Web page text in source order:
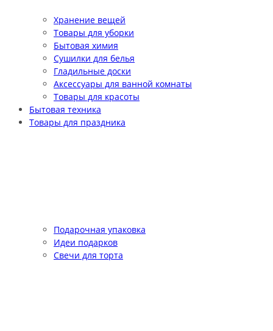
Хранение вещей
Товары для уборки
Бытовая химия
Сушилки для белья
Гладильные доски
Аксессуары для ванной комнаты
Товары для красоты
Бытовая техника
Товары для праздника
Подарочная упаковка
Идеи подарков
Свечи для торта